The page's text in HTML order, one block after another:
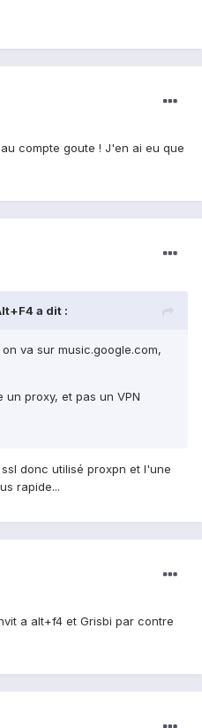
compte goute ! J'en ai eu que
a dit :
va sur music.google.com,
proxy, et pas un VPN
donc utilisé proxpn et l'une
rapide...
a alt+f4 et Grisbi par contre